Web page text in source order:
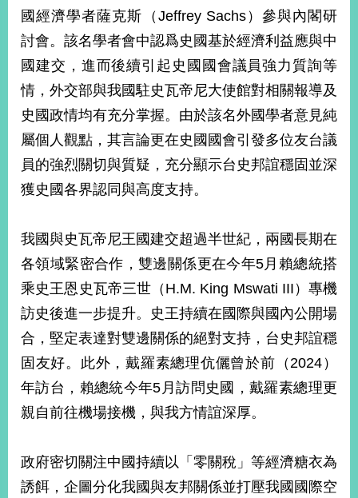
國
台
海
平
護
照
回
首
頁
站
導
覽
關
於
部
新
聞
中
心
外
訊
國經濟學者薩克斯（Jeffrey Sachs）參與內閣研
討會。該名學者會中認爲史國基於經濟利益應與中
國建交，進而後續引起史國國會議員強力質詢等
情，外交部與我國駐史瓦帝尼大使館對相關報導及
史國政情均有充分掌握。由於該名外國學者意見純
屬個人觀點，其言論更在史國國會引發多位友台議
員的強烈關切與質疑，充分顯示台史邦誼穩固並深
獲史國各界認同與高度支持。
我國與史瓦帝尼王國建交超過半世紀，兩國長期在
各領域緊密合作，雙邊關係更在今年5月賴總統搭
乘史王恩史瓦帝三世（H.M. King Mswati III）專機
訪史後進一步提升。史王持續在國際與國內公開場
合，堅定表達對雙邊關係的絕對支持，台史邦誼穩
固友好。此外，戴羅素總理伉儷曾於前（2024）
年訪台，賴總統今年5月訪問史國，戴羅素總理更
親自前往機場接機，與我方情誼深厚。
政府密切關注中國持續以「零關稅」等經濟糖衣為
誘餌，企圖分化我國與友邦關係並打壓我國國際空